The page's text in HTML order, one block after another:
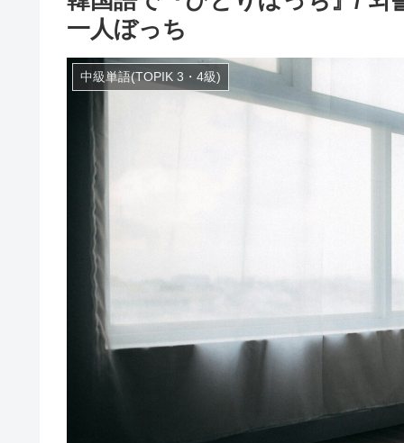
一人ぼっち
中級単語(TOPIK 3・4級)